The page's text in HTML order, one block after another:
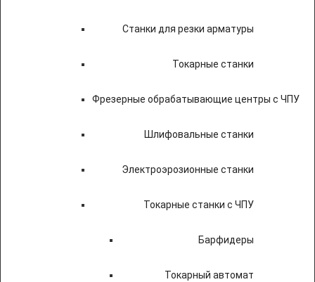
Станки для резки арматуры
Токарные станки
Фрезерные обрабатывающие центры с ЧПУ
Шлифовальные станки
Электроэрозионные станки
Токарные станки с ЧПУ
Барфидеры
Токарный автомат